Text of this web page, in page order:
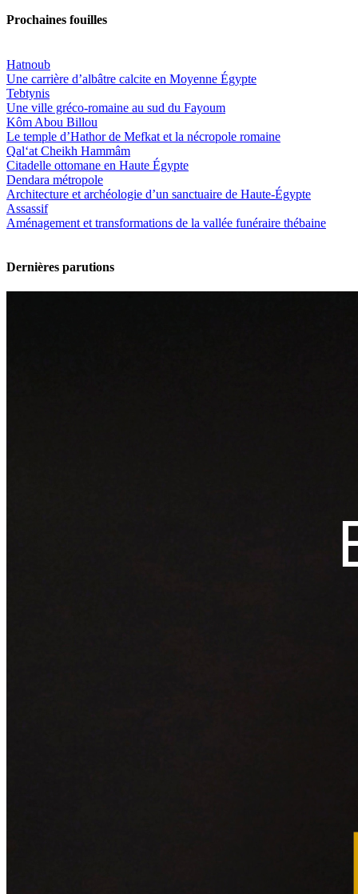
Prochaines fouilles
Hatnoub
Une carrière d’albâtre calcite en Moyenne Égypte
Tebtynis
Une ville gréco-romaine au sud du Fayoum
Kôm Abou Billou
Le temple d’Hathor de Mefkat et la nécropole romaine
Qal‘at Cheikh Hammâm
Citadelle ottomane en Haute Égypte
Dendara métropole
Architecture et archéologie d’un sanctuaire de Haute-Égypte
Assassif
Aménagement et transformations de la vallée funéraire thébaine
Dernières parutions